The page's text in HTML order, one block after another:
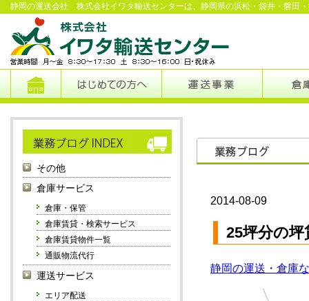
静岡の運送会社 株式会社イワタ輸送センターは、静岡県の浜松・袋井・磐田
その他
倉庫サービス
倉庫・保管
倉庫賃貸・検索サービス
倉庫賃貸物件一覧
通販物流代行
運送サービス
エリア配送
2014-08-09
25坪分の
静岡の運送・倉庫